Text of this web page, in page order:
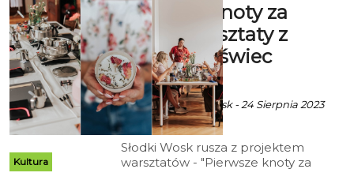
Kultura
Pierwsze knoty za
płoty - warsztaty z
tworzenia świec
sojowych
Ala za FB/Słodki Wosk - 24 Sierpnia 2023
godz. 7:48
Słodki Wosk rusza z projektem
warsztatów - "Pierwsze knoty za